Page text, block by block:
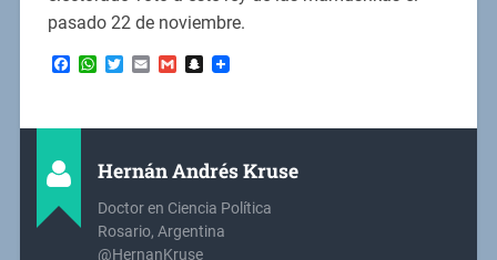
pasado 22 de noviembre.
Facebook
WhatsApp
Twitter
EmailGmailSnapchat
Hernán Andrés Kruse
Doctor en Ciencia Política
Rosario, Argentina
@HernanKruse